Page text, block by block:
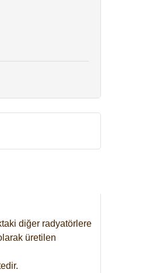
diğer radyatörlere
üretilen